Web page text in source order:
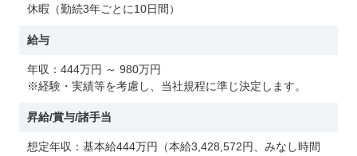
休暇（勤続3年ごとに10日間）
給与
年収：444万円 ～ 980万円
※経験・実績等を考慮し、当社規程に準じ決定します。
昇給/賞与/諸手当
想定年収：基本給444万円（本給3,428,572円、みなし時間